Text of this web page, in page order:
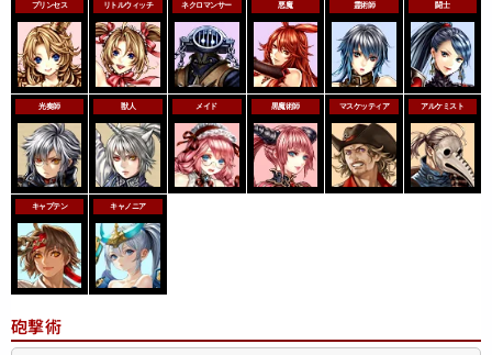
プリンセス リトルウィッチ ネクロマンサー 悪魔 霊術師 闘士
光奏師 獣人 メイド 黒魔術師 マスケッティア アルケミスト
キャプテン キャノニア
砲撃術